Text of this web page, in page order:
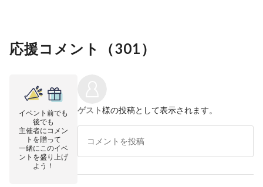
応援コメント（301）
イベント前でも
後でも
主催者にコメン
トを贈って
一緒にこのイベ
ントを盛り上げ
よう！
ゲスト様の投稿として表示されます。